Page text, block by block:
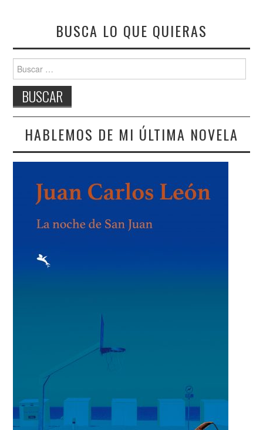
BUSCA LO QUE QUIERAS
Buscar:
HABLEMOS DE MI ÚLTIMA NOVELA